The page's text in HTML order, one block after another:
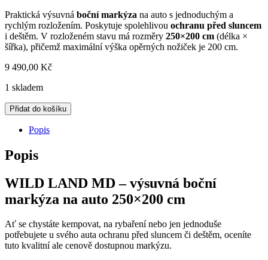
Praktická výsuvná boční markýza na auto s jednoduchým a
rychlým rozložením. Poskytuje spolehlivou ochranu před sluncem
i deštěm. V rozloženém stavu má rozměry 250×200 cm (délka ×
šířka), přičemž maximální výška opěrných nožiček je 200 cm.
9 490,00 Kč
1 skladem
WILD
LAND
MD
markýza
na
množství
Přidat do košíku
Popis
Popis
WILD LAND MD – výsuvná boční
markýza na auto 250×200 cm
Ať se chystáte kempovat, na rybaření nebo jen jednoduše
potřebujete u svého auta ochranu před sluncem či deštěm, oceníte
tuto kvalitní ale cenově dostupnou markýzu.